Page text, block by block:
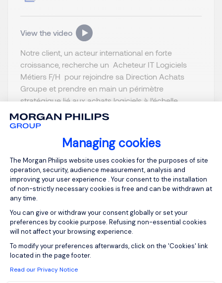
Managing cookies
Consent Management Platform:
The Morgan Philips website uses cookies for the purposes of site
operation, security, audience measurement, analysis and
improving your user experience . Your consent to the installation
of non-strictly necessary cookies is free and can be withdrawn at
any time.
You can give or withdraw your consent globally or set your
preferences by cookie purpose. Refusing non-essential cookies
will not affect your browsing experience.
To modify your preferences afterwards, click on the 'Cookies' link
located in the page footer.
Read our Privacy Notice
View the video
Notre client, un acteur international en forte
croissance, recherche un Acheteur IT Logiciels
Métiers F/H pour rejoindre sa Direction Achats
Groupe et prendre en main un périmètre
stratégique lié aux achats logiciels à l’échelle
mondiale. Au cœur d’un environnement
technologique exigeant et structuré, vous aur...
View job and apply
DRH Adjoint F/H